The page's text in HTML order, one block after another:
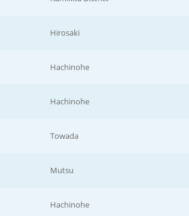
Hirosaki
Hachinohe
Hachinohe
Towada
Mutsu
Hachinohe